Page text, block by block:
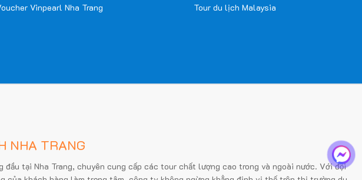
Vinpearl Nha Trang
Tour du lịch Malaysia
NHA TRANG
tại Nha Trang, chuyên cung cấp các tour chất lượng cao trong và ngoài nước. Với đội